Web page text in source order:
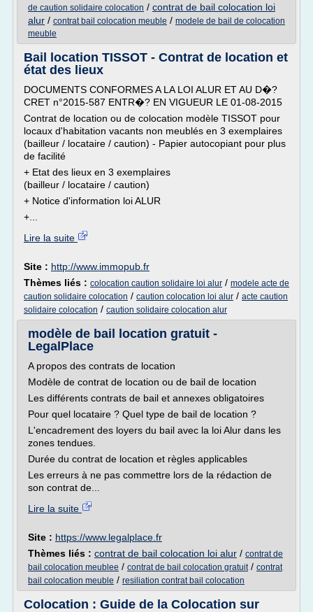
de caution solidaire colocation / contrat de bail colocation loi
alur / contrat bail colocation meuble / modele de bail de colocation
meuble
Bail location TISSOT - Contrat de location et
état des lieux
DOCUMENTS CONFORMES A LA LOI ALUR ET AU D�?
CRET n°2015-587 ENTR�? EN VIGUEUR LE 01-08-2015
Contrat de location ou de colocation modèle TISSOT pour
locaux d'habitation vacants non meublés en 3 exemplaires
(bailleur / locataire / caution) - Papier autocopiant pour plus
de facilité
+ Etat des lieux en 3 exemplaires
(bailleur / locataire / caution)
+ Notice d'information loi ALUR
+...
Lire la suite
Site : http://www.immopub.fr
Thèmes liés : colocation caution solidaire loi alur / modele acte de
caution solidaire colocation / caution colocation loi alur / acte caution
solidaire colocation / caution solidaire colocation alur
modèle de bail location gratuit -
LegalPlace
A propos des contrats de location
Modèle de contrat de location ou de bail de location
Les différents contrats de bail et annexes obligatoires
Pour quel locataire ? Quel type de bail de location ?
L'encadrement des loyers du bail avec la loi Alur dans les
zones tendues.
Durée du contrat de location et règles applicables
Les erreurs à ne pas commettre lors de la rédaction de
son contrat de...
Lire la suite
Site : https://www.legalplace.fr
Thèmes liés : contrat de bail colocation loi alur / contrat de
bail colocation meublee / contrat de bail colocation gratuit/ contrat
bail colocation meuble / resiliation contrat bail colocation
Colocation : Guide de la Colocation sur